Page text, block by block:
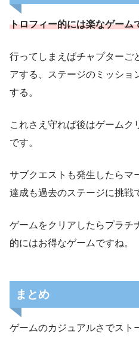
トロフィー的には楽なゲーム
行ってしまえばチャプターご
アする、ステージのミッショ
する。
これさえ守れば後はゲームク
です。
サブクエストも発生したらマ
達成も過去のステージに挑戦
ゲームをクリアしたらプラチ
的にはお得なゲームですね。
まとめ
ゲームのカジュアルさでスト